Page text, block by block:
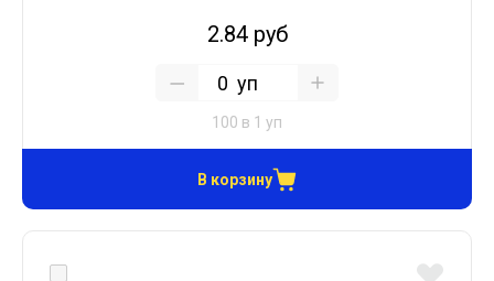
2.84 руб
уп
100 в 1 уп
В корзину